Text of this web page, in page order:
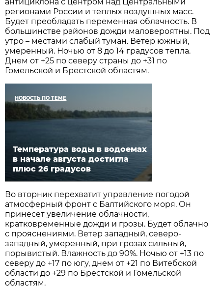
регионами России и теплых воздушных масс.
Будет преобладать переменная облачность. В
большинстве районов дожди маловероятны. Под
утро – местами слабый туман. Ветер южный,
умеренный. Ночью от 8 до 14 градусов тепла.
Днем от +25 по северу страны до +31 по
Гомельской и Брестской областям.
НОВОСТЬ ПО ТЕМЕ
Температура воды в водоемах
в начале августа достигла
плюс 26 градусов
Во вторник перехватит управление погодой
атмосферный фронт с Балтийского моря. Он
принесет увеличение облачности,
кратковременные дожди и грозы. Будет облачно
с прояснениями. Ветер западный, северо-
западный, умеренный, при грозах сильный,
порывистый. Влажность до 90%. Ночью от +13 по
северу до +17 по югу, днем от +21 по Витебской
области до +29 по Брестской и Гомельской
областям.